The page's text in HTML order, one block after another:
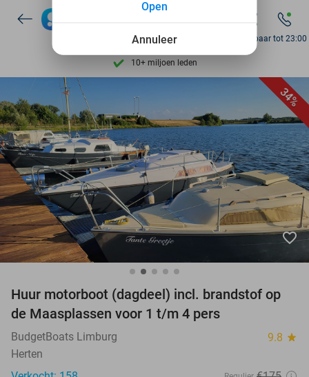
7 dagen per week beschikbaar
10+ miljoen leden
9,4 op basis van
7 dagen per week beschikbaar
10+ miljoen leden
Bereikbaar tot 23:00
34%
favorite_border
Huur motorboot (dagdeel) incl. brandstof op
de Maasplassen voor 1 t/m 4 pers
BudgetBoats Limburg 9.8 star
Herten
Annuleer
Open